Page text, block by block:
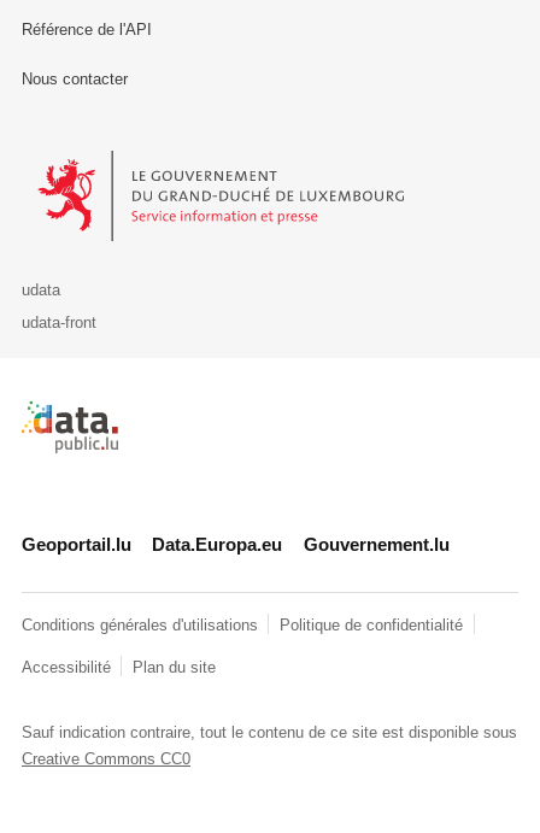
Référence de l'API
Nous contacter
Le Gouvernement du Grand-Duché de Luxembourg - Service
udata
udata-front
Retour à l'accueil de data.public.lu
Geoportail.lu Data.Europa.eu Gouvernement.lu
Conditions générales d'utilisations Politique de confidentialité
Accessibilité Plan du site
Sauf indication contraire, tout le contenu de ce site est disponible sous
Creative Commons CC0